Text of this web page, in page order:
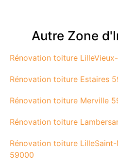
Autre Zone
Rénovation toiture
Rénovation toiture Estaires
Rénovation toiture Merville
Rénovation toiture
Rénovation toiture
59000